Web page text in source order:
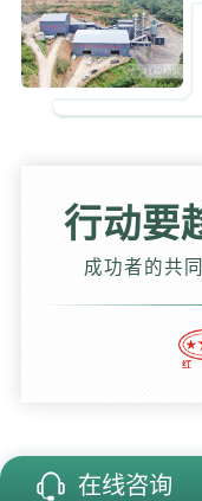
https://www.zhishaji.cn/
行动要
成功者的共
在线咨询